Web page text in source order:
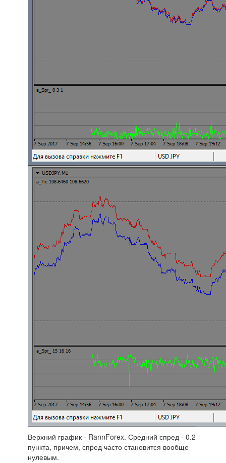
Верхний график - RannForex. Средний спред - 0.2
пункта, причем, спред часто становится вообще
нулевым.